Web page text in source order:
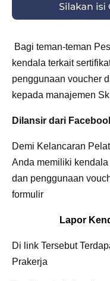
Bagi teman-teman
kendala terkait
penggunaan voucher
kepada manajemen
Dilansir dari
Demi Kelancaran
Anda memiliki
dan penggunaan
formulir
Lapor
Di link Tersebut
Prakerja